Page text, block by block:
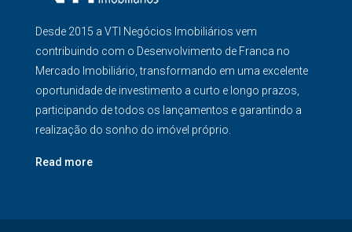
Desde 2015 a VTI Negócios Imobiliários vem
contribuindo com o Desenvolvimento de Franca no
Mercado Imobiliário, transformando em uma excelente
oportunidade de investimento a curto e longo prazos,
participando de todos os lançamentos e garantindo a
realização do sonho do imóvel próprio.
Read more